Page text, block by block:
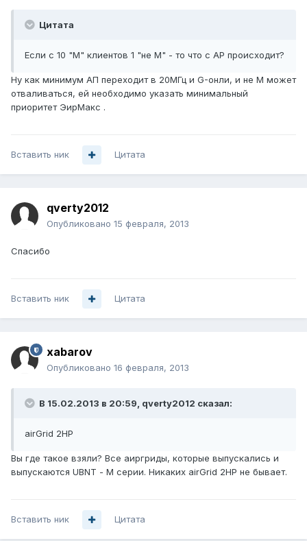
Цитата
Если с 10 "М" клиентов 1 "не М" - то что с AP происходит?
Ну как минимум АП переходит в 20МГц и G-онли, и не М может
отваливаться, ей необходимо указать минимальный
приоритет ЭирМакс .
Вставить ник Цитата
qverty2012
Опубликовано 15 февраля, 2013
Спасибо
Вставить ник Цитата
xabarov
Опубликовано 16 февраля, 2013
В 15.02.2013 в 20:59, qverty2012 сказал:
airGrid 2HP
Вы где такое взяли? Все аиргриды, которые выпускались и
выпускаются UBNT - М серии. Никаких airGrid 2HP не бывает.
Вставить ник Цитата